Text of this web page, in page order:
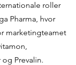
roller
Pharma, hvor
marketingteamet
Prevalin.